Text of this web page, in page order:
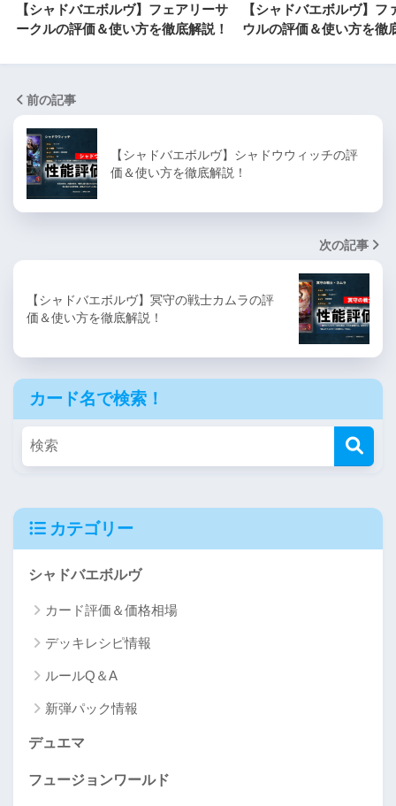
【シャドバエボルヴ】フェアリーサ
ークルの評価＆使い方を徹底解説！
【シャドバエボルヴ】フ
ウルの評価＆使い方を徹
前の記事
【シャドバエボルヴ】シャドウウィッチの評
価＆使い方を徹底解説！
次の記事
【シャドバエボルヴ】冥守の戦士カムラの評
価＆使い方を徹底解説！
カード名で検索！
カテゴリー
シャドバエボルヴ
カード評価＆価格相場
デッキレシピ情報
ルールQ＆A
新弾パック情報
デュエマ
フュージョンワールド